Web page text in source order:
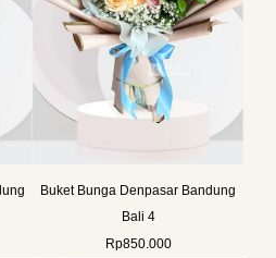
Buket Bunga Denpasar Bandung
Bali 4
Rp850.000